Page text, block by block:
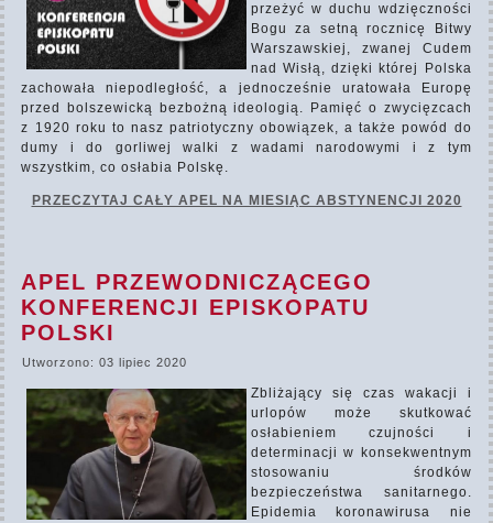
przeżyć w duchu wdzięczności
Bogu za setną rocznicę Bitwy
Warszawskiej, zwanej Cudem
nad Wisłą, dzięki której Polska
zachowała niepodległość, a jednocześnie uratowała Europę
przed bolszewicką bezbożną ideologią. Pamięć o zwycięzcach
z 1920 roku to nasz patriotyczny obowiązek, a także powód do
dumy i do gorliwej walki z wadami narodowymi i z tym
wszystkim, co osłabia Polskę.
PRZECZYTAJ CAŁY APEL NA MIESIĄC ABSTYNENCJI 2020
APEL PRZEWODNICZĄCEGO
KONFERENCJI EPISKOPATU
POLSKI
Utworzono: 03 lipiec 2020
Zbliżający się czas wakacji i
urlopów może skutkować
osłabieniem czujności i
determinacji w konsekwentnym
stosowaniu środków
bezpieczeństwa sanitarnego.
Epidemia koronawirusa nie